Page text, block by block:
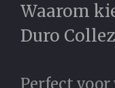
Waarom
Duro
Perfect